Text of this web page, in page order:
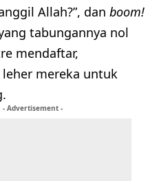
Allah?”, dan boom!
tabungannya nol
mendaftar,
mereka untuk
- Advertisement -